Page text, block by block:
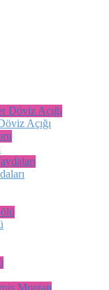
Açığı